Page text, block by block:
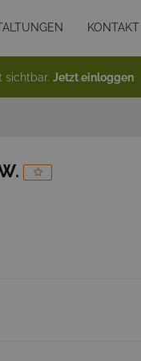
KONTAKT
sichtbar. Jetzt einloggen